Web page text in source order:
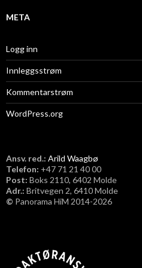
META
Logg inn
Innleggsstrøm
Kommentarstrøm
WordPress.org
Ansv. red.: Arild Waagbø
Telefon: ​+47 71 21 40 00
Post: Boks 2110, 6402 Molde
Adr.: Britvegen 2, 6410 Molde
© Panorama HiM 2014-2026